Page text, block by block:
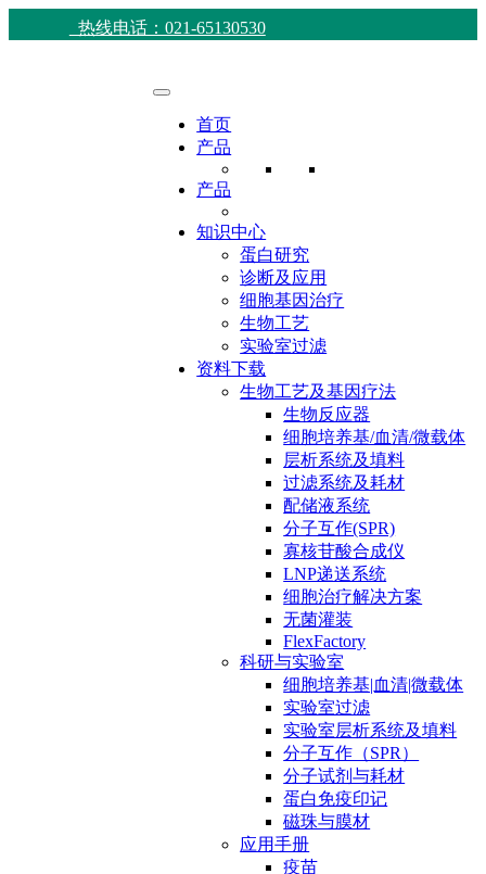
热线电话：021-65130530
首页
产品
产品
知识中心
蛋白研究
诊断及应用
细胞基因治疗
生物工艺
实验室过滤
资料下载
生物工艺及基因疗法
生物反应器
细胞培养基/血清/微载体
层析系统及填料
过滤系统及耗材
配储液系统
分子互作(SPR)
寡核苷酸合成仪
LNP递送系统
细胞治疗解决方案
无菌灌装
FlexFactory
科研与实验室
细胞培养基|血清|微载体
实验室过滤
实验室层析系统及填料
分子互作（SPR）
分子试剂与耗材
蛋白免疫印记
磁珠与膜材
应用手册
疫苗